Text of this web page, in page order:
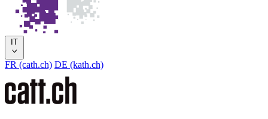
IT
FR (cath.ch) DE (kath.ch)